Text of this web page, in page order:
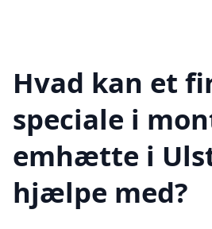
Hvad kan et
speciale i
emhætte i
hjælpe med?